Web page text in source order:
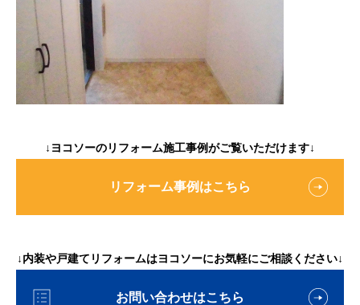
↓ヨコソーのリフォーム施工事例がご覧いただけます↓
リフォーム事例はこちら
↓内装や戸建てリフォームはヨコソーにお気軽にご相談ください↓
お問い合わせはこちら